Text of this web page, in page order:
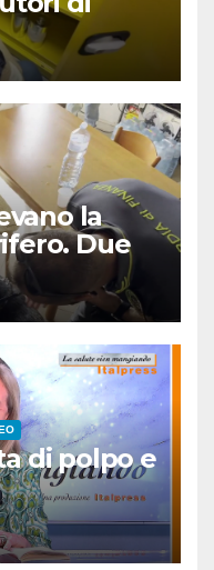
la
Due
di polpo e